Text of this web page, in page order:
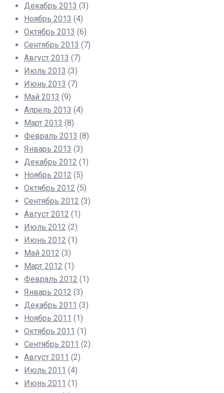
Декабрь 2013 (3)
Ноябрь 2013 (4)
Октябрь 2013 (6)
Сентябрь 2013 (7)
Август 2013 (7)
Июль 2013 (3)
Июнь 2013 (7)
Май 2013 (9)
Апрель 2013 (4)
Март 2013 (8)
Февраль 2013 (8)
Январь 2013 (3)
Декабрь 2012 (1)
Ноябрь 2012 (5)
Октябрь 2012 (5)
Сентябрь 2012 (3)
Август 2012 (1)
Июль 2012 (2)
Июнь 2012 (1)
Май 2012 (3)
Март 2012 (1)
Февраль 2012 (1)
Январь 2012 (3)
Декабрь 2011 (3)
Ноябрь 2011 (1)
Октябрь 2011 (1)
Сентябрь 2011 (2)
Август 2011 (2)
Июль 2011 (4)
Июнь 2011 (1)